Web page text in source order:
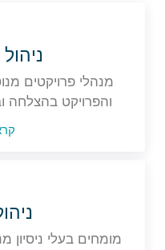
מנהלי פרויקטים
והפרויקט בהצלחה
מומחים בעלי ניסיון